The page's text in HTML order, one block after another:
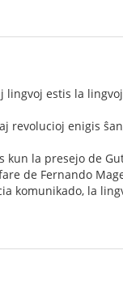
lingvoj estis la
revolucioj enigis
kun la presejo de
de Fernando
komunikado, la